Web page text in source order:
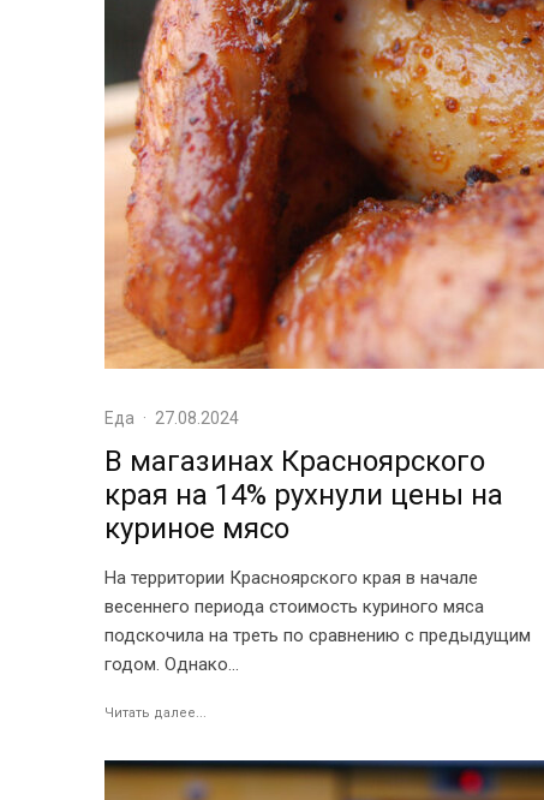
Еда · 27.08.2024
В магазинах Красноярского
края на 14% рухнули цены на
куриное мясо
На территории Красноярского края в начале
весеннего периода стоимость куриного мяса
подскочила на треть по сравнению с предыдущим
годом. Однако...
Читать далее...